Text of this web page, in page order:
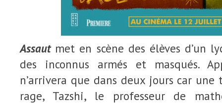
Assaut met en scène des élèves d’un
des inconnus armés et masqués.
n’arrivera que dans deux jours car
rage, Tazshi, le professeur de